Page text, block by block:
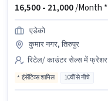
16,500 - 21,000/Month *
एडेको
कुमार नगर, तिरुपुर
रिटेल/ काउंटर सेल्स में फ्रेशर
इंसेंटिव्स शामिल 10वीं से नीचे